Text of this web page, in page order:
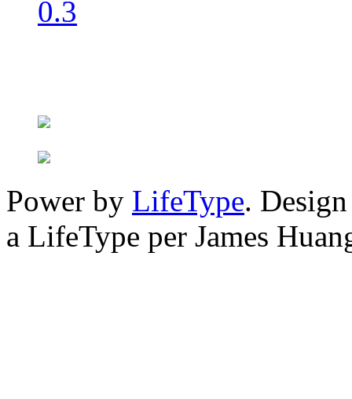
Power by LifeType.
a LifeType per James